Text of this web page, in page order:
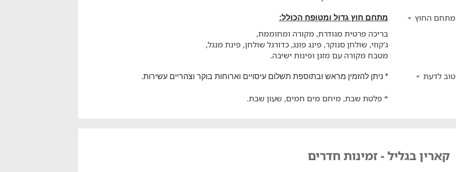
מתחם החוץ
מתחם חוץ גדול ומטופח הכולל:
בריכה פרטית מגודרת, מקורה ומחוממת,
ג'קוזי, שולחן סנוקר, פינג פונג, כדורגל שולחן, פינת מנגל,
מטבח מקורה עם מזגן ופינות ישיבה.
טוב לדעת
* ניתן להזמין מראש ובתוספת תשלום עיסויים וארוחות בוקר וצהריים עשירות.
* פלטת שבת, מיחם מים חמים, שעון שבת.
קארין בגליל - זמינות חדרים